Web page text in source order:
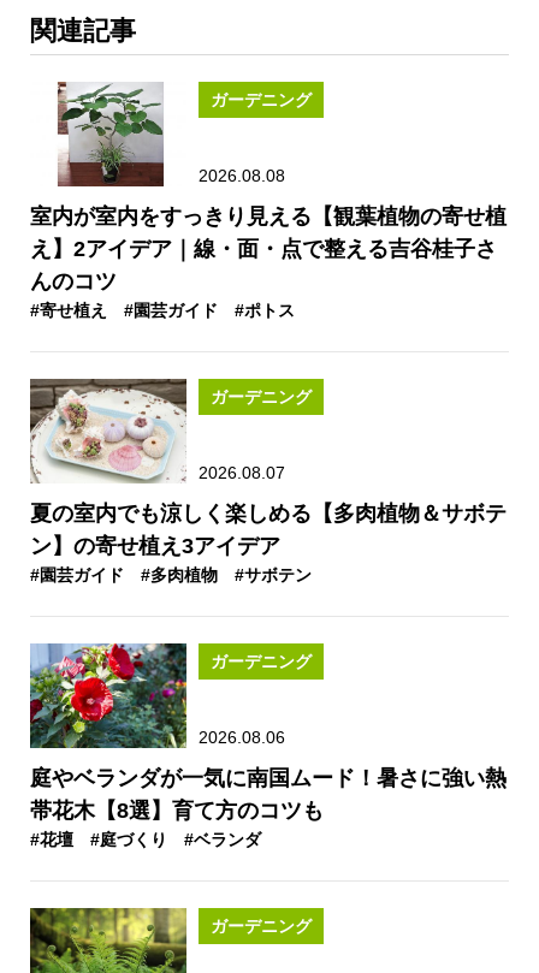
関連記事
ガーデニング
2026.08.08
室内が室内をすっきり見える【観葉植物の寄せ植
え】2アイデア｜線・面・点で整える吉谷桂子さ
んのコツ
#寄せ植え #園芸ガイド #ポトス
ガーデニング
2026.08.07
夏の室内でも涼しく楽しめる【多肉植物＆サボテ
ン】の寄せ植え3アイデア
#園芸ガイド #多肉植物 #サボテン
ガーデニング
2026.08.06
庭やベランダが一気に南国ムード！暑さに強い熱
帯花木【8選】育て方のコツも
#花壇 #庭づくり #ベランダ
ガーデニング